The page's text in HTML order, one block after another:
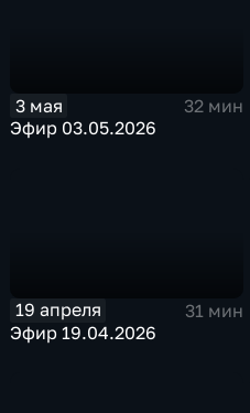
3 мая
32 мин
Эфир 03.05.2026
19 апреля
31 мин
Эфир 19.04.2026